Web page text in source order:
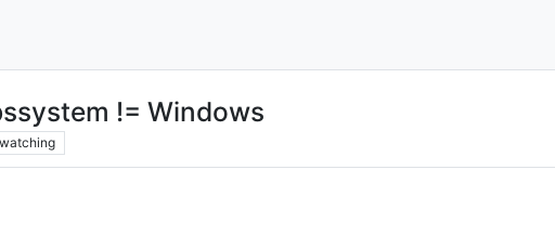
!= Windows
watching